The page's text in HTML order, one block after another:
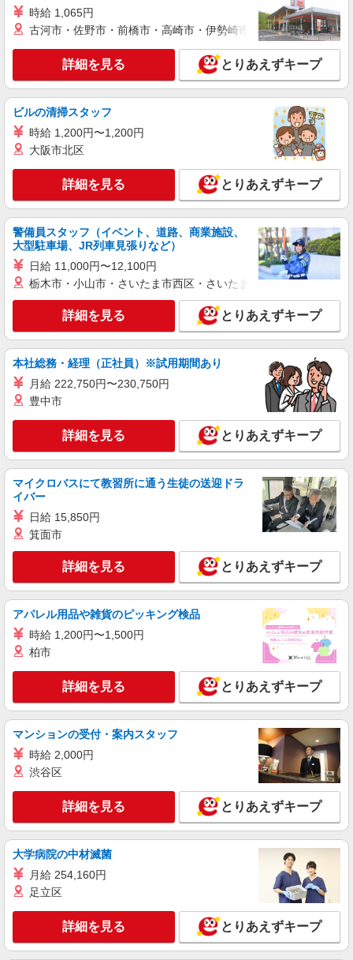
キープ 詳細を見る
有限会社アペインタ・イマオカ
工場内軽作業スタッフ
時給1,300円〜
大阪府門真市江端町1-19 （パーカープロセッ
シング株式会社 門真工場内）
キープ 詳細を見る
正社員
UTエージェント株式会社 AGT関西第一CU AGT北大阪エリア TY松生
CL 《JGIF1C》
機械オペレーター・補充
月給：225,000円〜 月収例：276,000円（月給
＋各種手当）
大阪府門真市 勤務詳細：門真市 通勤方法：徒
歩/バス/自転車/電車/バイク 最寄り駅：門真市駅か
ら徒歩17分
キープ
正社員
UTエージェント株式会社 AGT関西第一CU AGT北大阪エリア IG向島
CL 《JLSK1C》
機械オペレーター
月給：200,000円〜 月収例：216,000円（月給
＋各種手当）
大阪府門真市 勤務詳細：門真市 通勤方法：徒
歩/自転車/バス/電車 最寄り駅：大日駅から徒歩7
UTエージェント株式会社 AGT関西第一CU AGT北大阪エリア AK上野
口CL 《JEQQ1C》
月給：215,000円〜 月収例：301,000円(月給＋
大阪府門真市 勤務詳細：門真市 通勤方法：徒
歩/車/自転車/電車/バイク 最寄り駅：大和田駅から
徒歩4分・車3分
キープ 詳細を見る
派遣社員
戦力エージェント株式会社
検査・梱包
時給1350〜1680円＋交通費（規定あり） ※夜
勤の場合、22：00〜5：00まで割増 ☆日払い・週
払いも対応しております！ 【当社独自の手当
↓】 世帯主手当（3,000円〜）、家族手当（配偶
詳細を見る
UTエイム株式会社 AM＿AIM関西第一CU AM＿AIM守口松下CF
《AOVL1C》
時給 1,065円
古河市・佐野市・前橋市・高崎市・伊勢崎市・太田市・館林市
詳細を見る とりあえずキープ
ビルの清掃スタッフ
時給 1,200円〜1,200円
大阪市北区
詳細を見る とりあえずキープ
警備員スタッフ（イベント、道路、商業施設、
大型駐車場、JR列車見張りなど）
日給 11,000円〜12,100円
栃木市・小山市・さいたま市西区・さいたま市岩槻区・久喜市・
詳細を見る とりあえずキープ
本社総務・経理（正社員）※試用期間あり
月給 222,750円〜230,750円
豊中市
詳細を見る とりあえずキープ
マイクロバスにて教習所に通う生徒の送迎ドラ
イバー
日給 15,850円
箕面市
詳細を見る とりあえずキープ
アパレル用品や雑貨のピッキング検品
時給 1,200円〜1,500円
柏市
詳細を見る とりあえずキープ
マンションの受付・案内スタッフ
時給 2,000円
渋谷区
詳細を見る とりあえずキープ
大学病院の中材滅菌
月給 254,160円
足立区
詳細を見る とりあえずキープ